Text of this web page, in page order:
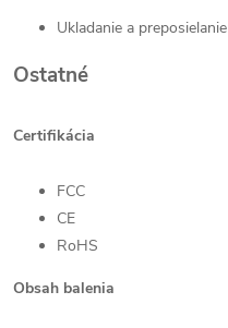
Ukladanie a preposielanie
Ostatné
Certifikácia
FCC
CE
RoHS
Obsah balenia